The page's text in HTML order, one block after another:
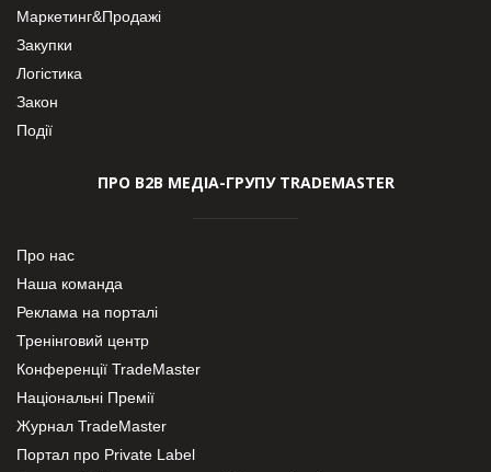
Маркетинг&Продажі
Закупки
Логістика
Закон
Події
ПРО В2В МЕДІА-ГРУПУ TRADEMASTER
Про нас
Наша команда
Реклама на порталі
Тренінговий центр
Конференції TradeMaster
Національні Премії
Журнал TradeMaster
Портал про Private Label